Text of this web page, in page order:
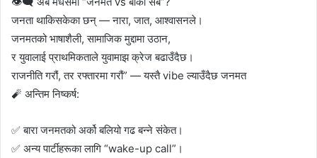
जनता थाकिसकेका छन् — नारा, जात, आश्वासनले।
जनमतको भाषाशैली, सामाजिक मुद्दामा उठान,
र युवालाई प्राथमिकताले युवामाझ क्रेज बढाउँदैछ।
राजनीति गरौं, तर रफ्तारमा गरौं” — यस्तै vibe ल्याउँदैछ जनमत
🧨 अन्तिम निष्कर्ष:
✅ बारा जनमतको अर्को बलियो गढ बन्ने संकेत।
✅ अन्य पार्टीहरूका लागि “wake-up call”।